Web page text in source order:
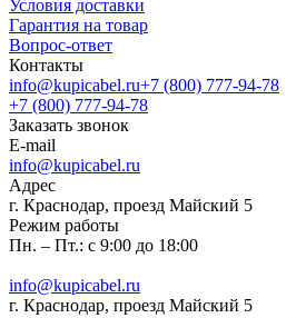
Условия доставки
Гарантия на товар
Вопрос-ответ
Контакты
info@kupicabel.ru+7 (800) 777-94-78
+7 (800) 777-94-78
Заказать звонок
E-mail
info@kupicabel.ru
Адрес
г. Краснодар, проезд Майский 5
Режим работы
Пн. – Пт.: с 9:00 до 18:00
info@kupicabel.ru
г. Краснодар, проезд Майский 5